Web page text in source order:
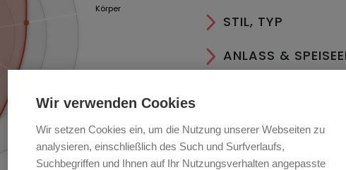
Körper
STIL, TYP
ANLASS &
LAGER & SERVIEREN
ESSEN
Wir verwenden Cookies
Wir setzen Cookies ein, um die Nutzung unserer Webseiten zu
analysieren, einschließlich des Such und Surfverlaufs,
Suchbegriffen und Ihnen auf Ihr Nutzungsverhalten angepasste